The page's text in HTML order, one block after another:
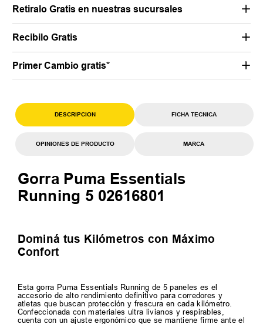
Retiralo Gratis en nuestras sucursales
Recibilo Gratis
Primer Cambio gratis*
DESCRIPCION FICHA TECNICA
OPINIONES DE PRODUCTO MARCA
Gorra Puma Essentials
Running 5 02616801
Dominá tus Kilómetros con Máximo
Confort
Esta gorra Puma Essentials Running de 5 paneles es el
accesorio de alto rendimiento definitivo para corredores y
atletas que buscan protección y frescura en cada kilómetro.
Confeccionada con materiales ultra livianos y respirables,
cuenta con un ajuste ergonómico que se mantiene firme ante el